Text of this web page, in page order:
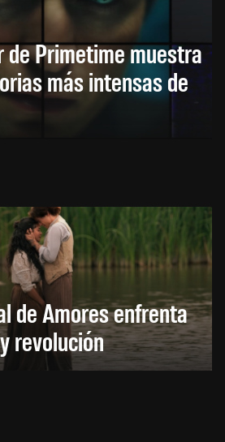
de Primetime muestra
más intensas de
de Amores enfrenta
revolución